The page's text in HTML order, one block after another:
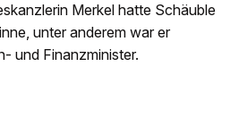
Merkel hatte Schäuble
unter anderem war er
und Finanzminister.